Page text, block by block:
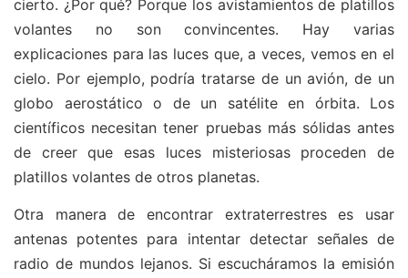
cierto. ¿Por qué? Porque los avistamientos de platillos
volantes no son convincentes. Hay varias
explicaciones para las luces que, a veces, vemos en el
cielo. Por ejemplo, podría tratarse de un avión, de un
globo aerostático o de un satélite en órbita. Los
científicos necesitan tener pruebas más sólidas antes
de creer que esas luces misteriosas proceden de
platillos volantes de otros planetas.
Otra manera de encontrar extraterrestres es usar
antenas potentes para intentar detectar señales de
radio de mundos lejanos. Si escucháramos la emisión